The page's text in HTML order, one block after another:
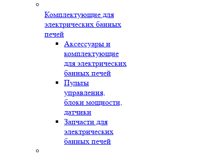
Комплектующие для
электрических банных
печей
Аксессуары и
комплектующие
для электрических
банных печей
Пульты
управления,
блоки мощности,
датчики
Запчасти для
электрических
банных печей